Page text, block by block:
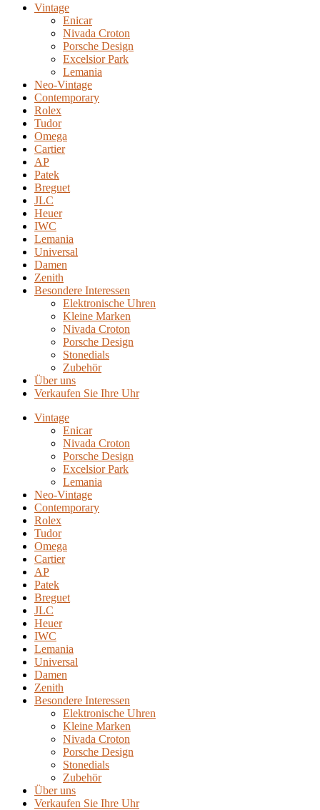
Vintage
Enicar
Nivada Croton
Porsche Design
Excelsior Park
Lemania
Neo-Vintage
Contemporary
Rolex
Tudor
Omega
Cartier
AP
Patek
Breguet
JLC
Heuer
IWC
Lemania
Universal
Damen
Zenith
Besondere Interessen
Elektronische Uhren
Kleine Marken
Nivada Croton
Porsche Design
Stonedials
Zubehör
Über uns
Verkaufen Sie Ihre Uhr
Vintage
Enicar
Nivada Croton
Porsche Design
Excelsior Park
Lemania
Neo-Vintage
Contemporary
Rolex
Tudor
Omega
Cartier
AP
Patek
Breguet
JLC
Heuer
IWC
Lemania
Universal
Damen
Zenith
Besondere Interessen
Elektronische Uhren
Kleine Marken
Nivada Croton
Porsche Design
Stonedials
Zubehör
Über uns
Verkaufen Sie Ihre Uhr